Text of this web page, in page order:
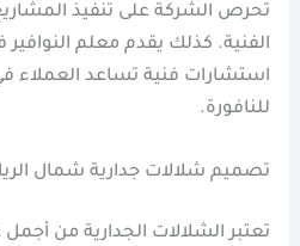
تحرص الشركة على تنفيذ
الفنية. كذلك يقدم معلم
استشارات فنية تساعد العملاء
للنافورة.
تصميم شلالات جدارية شمال
تعتبر الشلالات الجدارية من أجمل